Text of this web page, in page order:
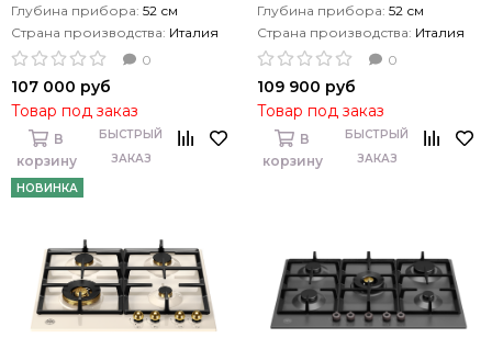
Глубина прибора: 52 см
Страна производства: Италия
0
107 000 руб
Товар под заказ
В
корзину
БЫСТРЫЙ
ЗАКАЗ
Глубина прибора: 52 см
Страна производства: Италия
0
109 900 руб
Товар под заказ
В
корзину
БЫСТРЫЙ
ЗАКАЗ
НОВИНКА